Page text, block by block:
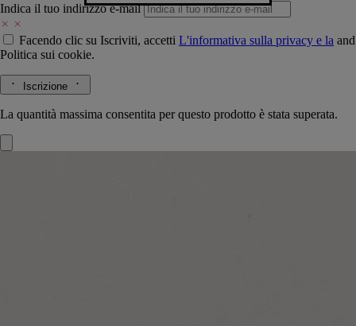
Indica il tuo indirizzo e-mail
Facendo clic su Iscriviti, accetti L'informativa sulla privacy e la and
Politica sui cookie.
Iscrizione
La quantità massima consentita per questo prodotto è stata superata.